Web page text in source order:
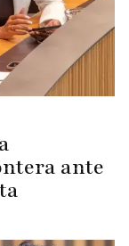
ante